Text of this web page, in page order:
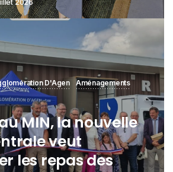
2026
D'Agen
Aménagements
MIN, la nouvelle
veut
les repas des